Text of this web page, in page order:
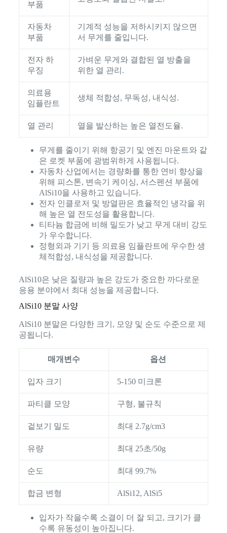
부품
자동차
부품
기계적 성능을 저하시키지 않으면
서 무게를 줄입니다.
전자 하
우징
가벼운 무게와 결합된 열 방출을
위한 열 관리.
의료용
임플란트
생체 적합성, 무독성, 내식성.
열 관리 열을 발산하는 높은 열전도율.
무게를 줄이기 위해 항공기 및 엔진 마운트와 같
은 로켓 부품에 광범위하게 사용됩니다.
자동차 산업에서는 경량화를 통한 연비 향상을
위해 피스톤, 변속기 케이싱, 서스펜션 부품에
AlSi10을 사용하고 있습니다.
전자 인클로저 및 방열판은 효율적인 냉각을 위
해 높은 열 전도성을 활용합니다.
티타늄 합금에 비해 밀도가 낮고 무게 대비 강도
가 우수합니다.
정형외과 기기 등 의료용 임플란트에 우수한 생
체적합성, 내식성을 제공합니다.
AlSi10은 낮은 질량과 높은 강도가 중요한 까다로운
응용 분야에서 최대 성능을 제공합니다.
AlSi10 분말 사양
AlSi10 분말은 다양한 크기, 모양 및 순도 수준으로 제
공됩니다.
매개변수 옵션
입자 크기 5-150 미크론
파티클 모양 구형, 불규칙
겉보기 밀도 최대 2.7g/cm3
유량 최대 25초/50g
순도 최대 99.7%
합금 변형 AlSi12, AlSi5
입자가 작을수록 소결이 더 잘 되고, 크기가 클
수록 유동성이 높아집니다.